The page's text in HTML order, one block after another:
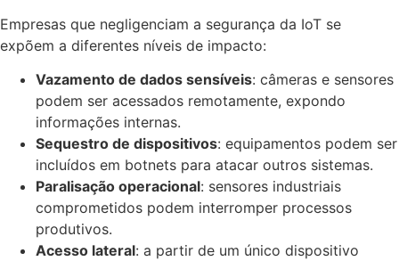
Empresas que negligenciam a segurança da IoT se
expõem a diferentes níveis de impacto:
Vazamento de dados sensíveis: câmeras e sensores
podem ser acessados remotamente, expondo
informações internas.
Sequestro de dispositivos: equipamentos podem ser
incluídos em botnets para atacar outros sistemas.
Paralisação operacional: sensores industriais
comprometidos podem interromper processos
produtivos.
Acesso lateral: a partir de um único dispositivo